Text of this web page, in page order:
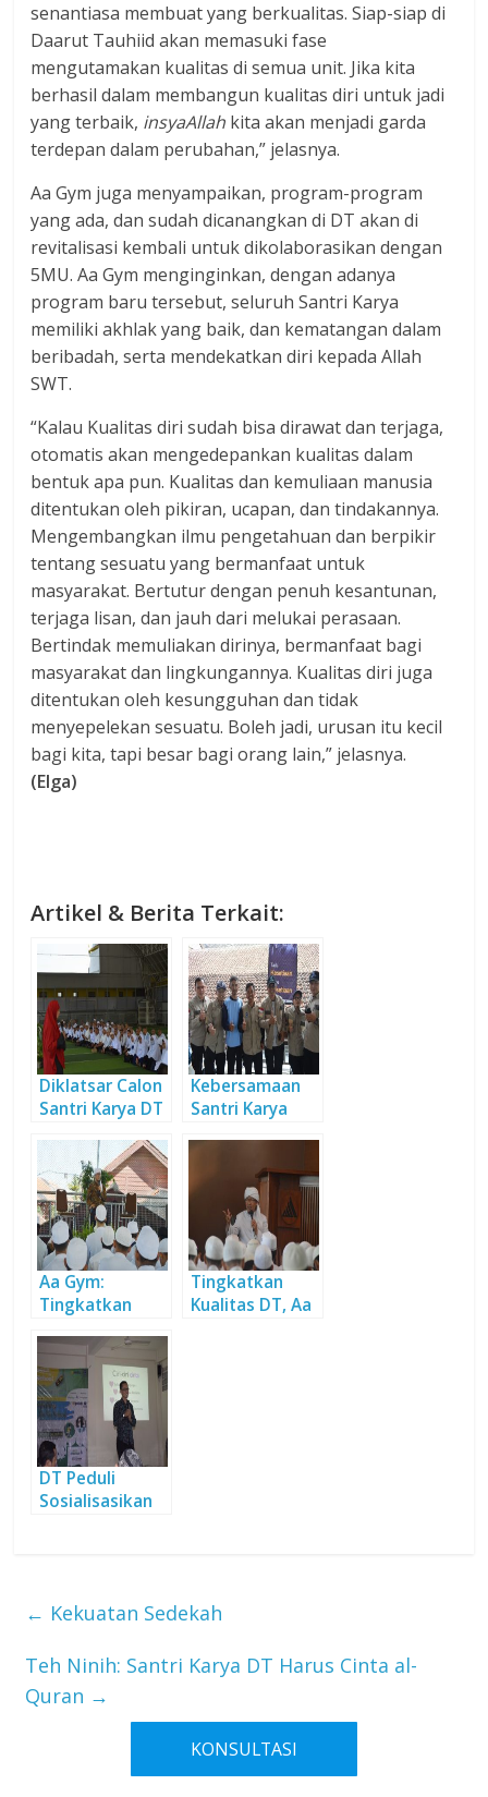
senantiasa membuat yang berkualitas. Siap-siap di
Daarut Tauhiid akan memasuki fase
mengutamakan kualitas di semua unit. Jika kita
berhasil dalam membangun kualitas diri untuk jadi
yang terbaik, insyaAllah kita akan menjadi garda
terdepan dalam perubahan,” jelasnya.
Aa Gym juga menyampaikan, program-program
yang ada, dan sudah dicanangkan di DT akan di
revitalisasi kembali untuk dikolaborasikan dengan
5MU. Aa Gym menginginkan, dengan adanya
program baru tersebut, seluruh Santri Karya
memiliki akhlak yang baik, dan kematangan dalam
beribadah, serta mendekatkan diri kepada Allah
SWT.
“Kalau Kualitas diri sudah bisa dirawat dan terjaga,
otomatis akan mengedepankan kualitas dalam
bentuk apa pun. Kualitas dan kemuliaan manusia
ditentukan oleh pikiran, ucapan, dan tindakannya.
Mengembangkan ilmu pengetahuan dan berpikir
tentang sesuatu yang bermanfaat untuk
masyarakat. Bertutur dengan penuh kesantunan,
terjaga lisan, dan jauh dari melukai perasaan.
Bertindak memuliakan dirinya, bermanfaat bagi
masyarakat dan lingkungannya. Kualitas diri juga
ditentukan oleh kesungguhan dan tidak
menyepelekan sesuatu. Boleh jadi, urusan itu kecil
bagi kita, tapi besar bagi orang lain,” jelasnya.
(Elga)
Artikel & Berita Terkait:
Diklatsar Calon
Santri Karya DT
Dibuka
Kebersamaan
Santri Karya
Aa Gym:
Tingkatkan
Bulan Ramadan
Tingkatkan
Kualitas DT, Aa
DT Peduli
Sosialisasikan
← Kekuatan Sedekah
Teh Ninih: Santri Karya DT Harus Cinta al-
Quran →
KONSULTASI